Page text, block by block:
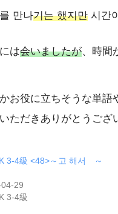
만나기는 했지만 시간
は会いましたが、時間
お役に立ちそうな単語
ただきありがとうござ
3-4級 <48>～고 해서 ～
29
3-4級